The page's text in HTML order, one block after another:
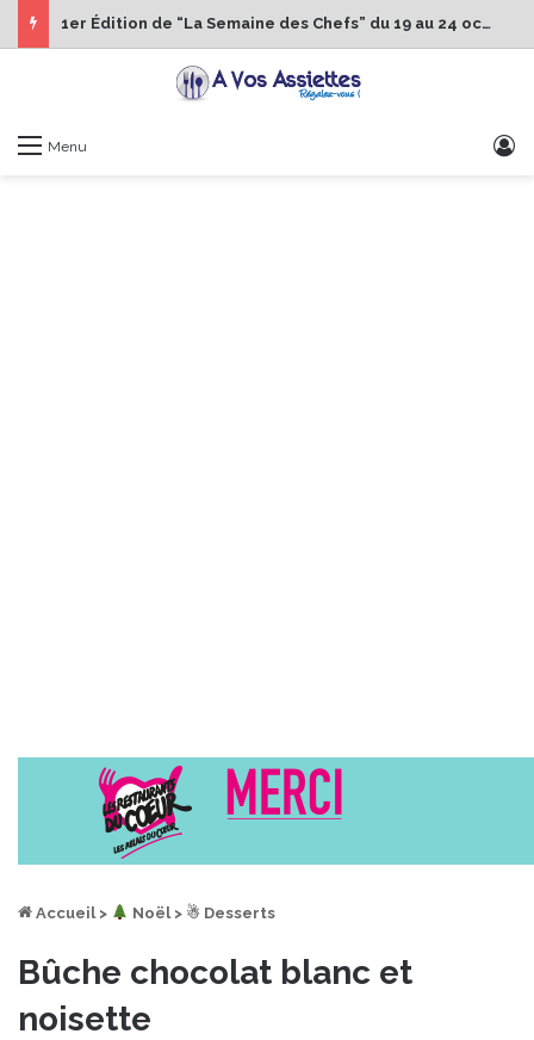
1er Édition de “La Semaine des Chefs” du 19 au 24 octobre 2026
Menu
Accueil > ︎ Noël > ☃ Desserts
Bûche chocolat blanc et
noisette